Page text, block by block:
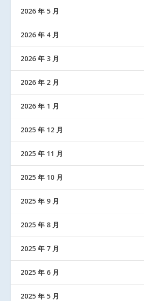
2026 年 5 月
2026 年 4 月
2026 年 3 月
2026 年 2 月
2026 年 1 月
2025 年 12 月
2025 年 11 月
2025 年 10 月
2025 年 9 月
2025 年 8 月
2025 年 7 月
2025 年 6 月
2025 年 5 月